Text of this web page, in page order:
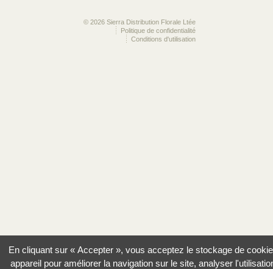
© 2026 Sierra Distribution Florale Ltée
Politique de confidentialité
Conditions d'utilisation
En cliquant sur « Accepter », vous acceptez le stockage de
appareil pour améliorer la navigation sur le site, analyser